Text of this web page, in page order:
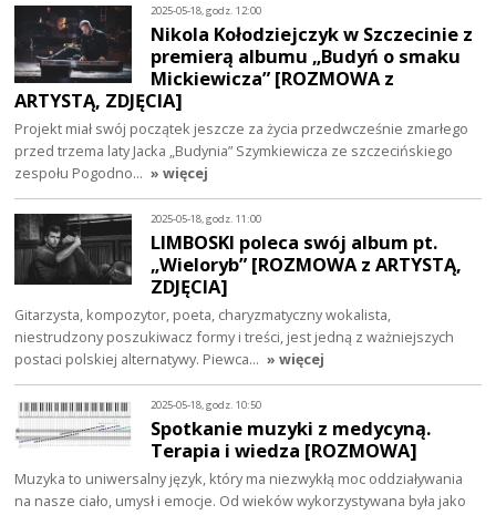
2025-05-18, godz. 12:00
Nikola Kołodziejczyk w Szczecinie z
premierą albumu „Budyń o smaku
Mickiewicza” [ROZMOWA z
ARTYSTĄ, ZDJĘCIA]
Projekt miał swój początek jeszcze za życia przedwcześnie zmarłego
przed trzema laty Jacka „Budynia” Szymkiewicza ze szczecińskiego
zespołu Pogodno… » więcej
2025-05-18, godz. 11:00
LIMBOSKI poleca swój album pt.
„Wieloryb” [ROZMOWA z ARTYSTĄ,
ZDJĘCIA]
Gitarzysta, kompozytor, poeta, charyzmatyczny wokalista,
niestrudzony poszukiwacz formy i treści, jest jedną z ważniejszych
postaci polskiej alternatywy. Piewca… » więcej
2025-05-18, godz. 10:50
Spotkanie muzyki z medycyną.
Terapia i wiedza [ROZMOWA]
Muzyka to uniwersalny język, który ma niezwykłą moc oddziaływania
na nasze ciało, umysł i emocje. Od wieków wykorzystywana była jako